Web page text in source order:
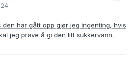
den har gått opp gjør jeg ingenting, hvis
jeg prøve å gi den litt sukkervann.